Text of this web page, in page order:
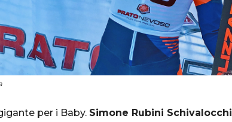
per i Baby. Simone Rubini Schivalocchi